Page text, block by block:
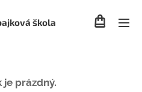
škola
je prázdný.